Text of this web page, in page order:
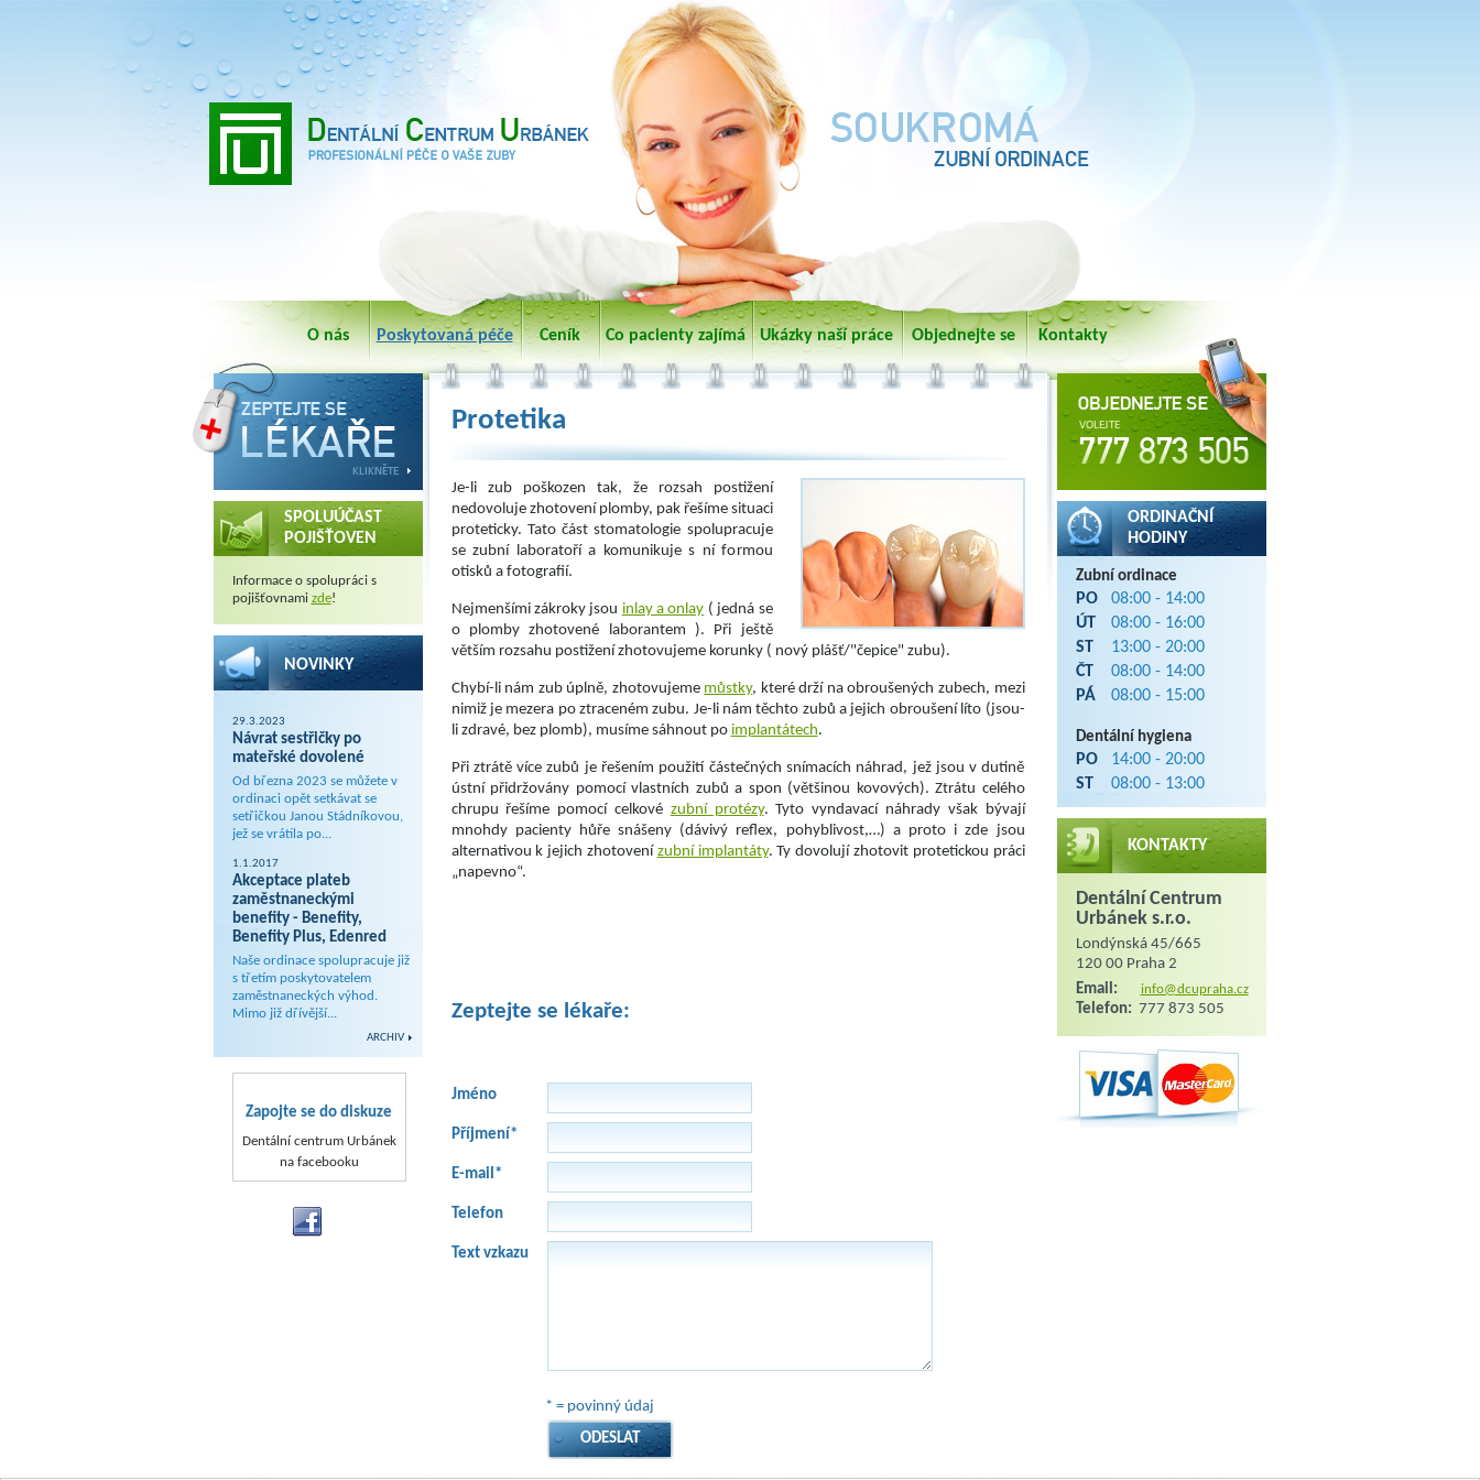
O nás Poskytovaná péče Ceník Co pacienty zajímá Ukázky naší práce Objednejte se Kontakty
Protetika
Je-li zub poškozen tak, že rozsah postižení
nedovoluje zhotovení plomby, pak řešíme situaci
proteticky. Tato část stomatologie spolupracuje
se zubní laboratoří a komunikuje s ní formou
otisků a fotografií.
Nejmenšími zákroky jsou inlay a onlay ( jedná se
o plomby zhotovené laborantem ). Při ještě
větším rozsahu postižení zhotovujeme korunky ( nový plášť/"čepice" zubu).
Chybí-li nám zub úplně, zhotovujeme můstky, které drží na obroušených zubech, mezi
nimiž je mezera po ztraceném zubu. Je-li nám těchto zubů a jejich obroušení líto (jsou-
li zdravé, bez plomb), musíme sáhnout po implantátech.
Při ztrátě více zubů je řešením použití částečných snímacích náhrad, jež jsou v dutině
ústní přidržovány pomocí vlastních zubů a spon (většinou kovových). Ztrátu celého
chrupu řešíme pomocí celkové zubní protézy. Tyto vyndavací náhrady však bývají
mnohdy pacienty hůře snášeny (dávivý reflex, pohyblivost,…) a proto i zde jsou
alternativou k jejich zhotovení zubní implantáty. Ty dovolují zhotovit protetickou práci
„napevno“.
Zeptejte se lékaře:
Jméno
Příjmení*
E-mail*
Telefon
Text vzkazu
* = povinný údaj
ORDINAČNÍ
HODINY
Zubní ordinace
PO
08:00 - 14:00
ÚT
08:00 - 16:00
ST
13:00 - 20:00
ČT
08:00 - 14:00
PÁ
08:00 - 15:00
Dentální hygiena
PO
14:00 - 20:00
ST
08:00 - 13:00
KONTAKTY
Dentální Centrum
Urbánek s.r.o.
Londýnská 45/665
120 00 Praha 2
Email:
info@dcupraha.cz
Telefon: 777 873 505
SPOLUÚČAST
POJIŠŤOVEN
Informace o spolupráci s
pojišťovnami zde!
NOVINKY
29.3.2023
Návrat sestřičky po
mateřské dovolené
Od března 2023 se můžete v
ordinaci opět setkávat se
setřičkou Janou Stádníkovou,
jež se vrátila po...
1.1.2017
Akceptace plateb
zaměstnaneckými
benefity - Benefity,
Benefity Plus, Edenred
Naše ordinace spolupracuje již
s třetím poskytovatelem
zaměstnaneckých výhod.
Mimo již dřívější...
ARCHIV
Zapojte se do diskuze
Dentální centrum Urbánek
na facebooku